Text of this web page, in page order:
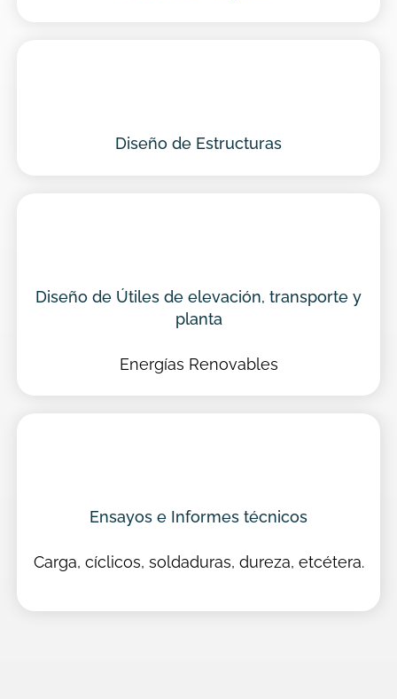
Diseño de Estructuras
Diseño de Útiles de elevación, transporte y
planta
Energías Renovables
Ensayos e Informes técnicos
Carga, cíclicos, soldaduras, dureza, etcétera.